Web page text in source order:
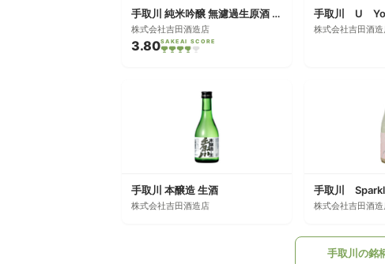
手取川 純米吟醸 無濾過生原酒 石川門
株式会社吉田酒造店
3.80SAKEAI SCORE
株式会社吉田酒造
手取川 本醸造 生酒
株式会社吉田酒造店
手取川
株式会社吉田酒造
手取川の銘